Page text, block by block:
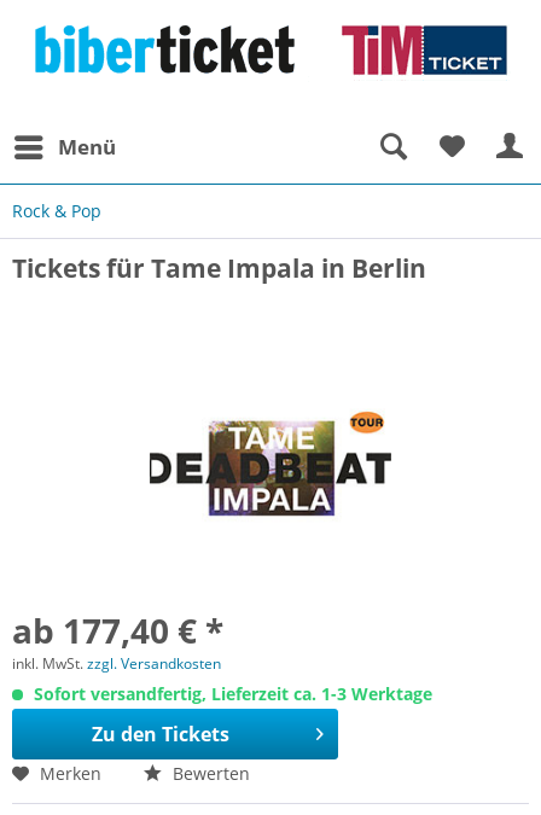
Menü
Rock & Pop
Tickets für Tame Impala in Berlin
ab 177,40 € *
inkl. MwSt.zzgl. Versandkosten
Sofort versandfertig, Lieferzeit ca. 1-3 Werktage
Zu den Tickets
Merken Bewerten